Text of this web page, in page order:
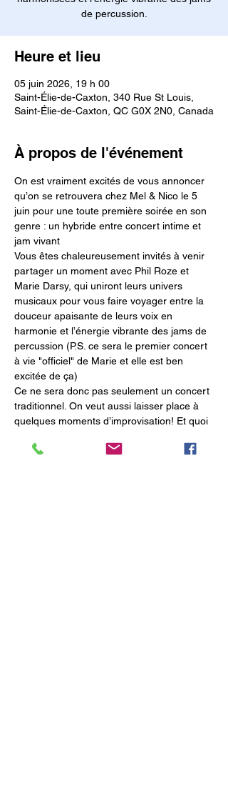
de percussion.
Heure et lieu
05 juin 2026, 19 h 00
Saint-Élie-de-Caxton, 340 Rue St Louis,
Saint-Élie-de-Caxton, QC G0X 2N0, Canada
À propos de l'événement
On est vraiment excités de vous annoncer
qu’on se retrouvera chez Mel & Nico le 5
juin pour une toute première soirée en son
genre : un hybride entre concert intime et
jam vivant
Vous êtes chaleureusement invités à venir
partager un moment avec Phil Roze et
Marie Darsy, qui uniront leurs univers
musicaux pour vous faire voyager entre la
douceur apaisante de leurs voix en
harmonie et l’énergie vibrante des jams de
percussion (P.S. ce sera le premier concert
à vie "officiel" de Marie et elle est ben
excitée de ça)
Ce ne sera donc pas seulement un concert
traditionnel. On veut aussi laisser place à
quelques moments d’improvisation! Et quoi
yourte géante (qui est aussi un café/bar)